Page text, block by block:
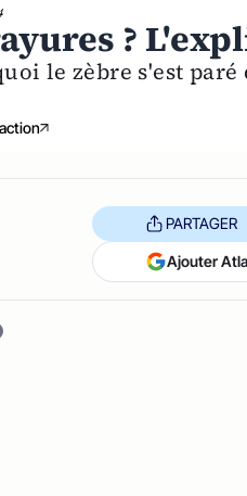
?
le zèbre s'est paré
PARTAGER
Ajouter